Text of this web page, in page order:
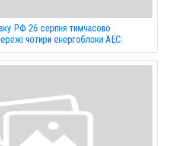
РФ 26 серпня тимчасово
чотири енергоблоки АЕС.